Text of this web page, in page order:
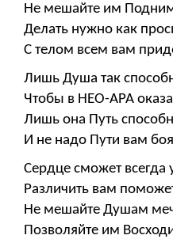
Не мешайте им
Делать нужно как
С телом всем вам
Лишь Душа так
Чтобы в НЕО-АРА
Лишь она Путь
И не надо Пути вам
Сердце сможет всегда
Различить вам
Не мешайте Душам
Позволяйте им